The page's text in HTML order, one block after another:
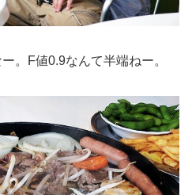
。F値0.9なんて半端ねー。